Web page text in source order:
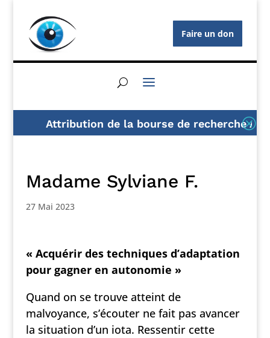
Faire un don
Attribution de la bourse de recherche AFG
Q
Madame Sylviane F.
27 Mai 2023
« Acquérir des techniques d’adaptation
pour gagner en autonomie »
Quand on se trouve atteint de
malvoyance, s’écouter ne fait pas avancer
la situation d’un iota. Ressentir cette